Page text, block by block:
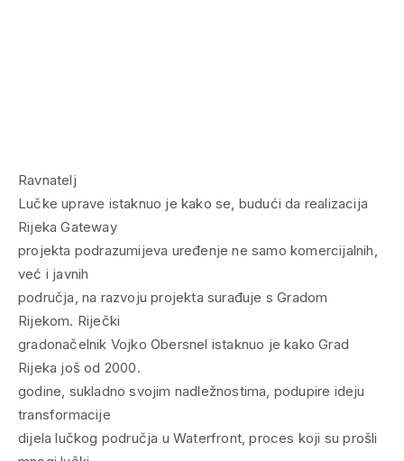
Ravnatelj
Lučke uprave istaknuo je kako se, budući da realizacija
Rijeka Gateway
projekta podrazumijeva uređenje ne samo komercijalnih,
već i javnih
područja, na razvoju projekta surađuje s Gradom
Rijekom. Riječki
gradonačelnik Vojko Obersnel istaknuo je kako Grad
Rijeka još od 2000.
godine, sukladno svojim nadležnostima, podupire ideju
transformacije
dijela lučkog područja u Waterfront, proces koji su prošli